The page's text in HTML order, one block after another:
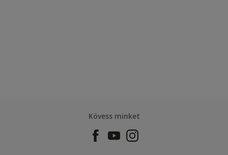
Kövess minket